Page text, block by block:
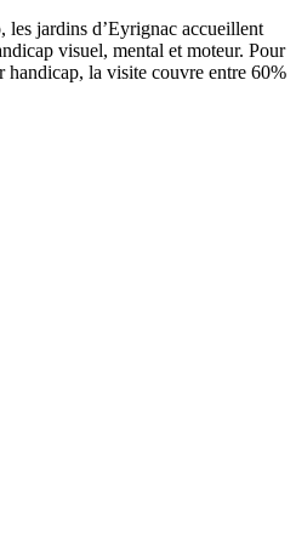
les jardins d’Eyrignac accueillent
visuel, mental et moteur. Pour
handicap, la visite couvre entre 60%